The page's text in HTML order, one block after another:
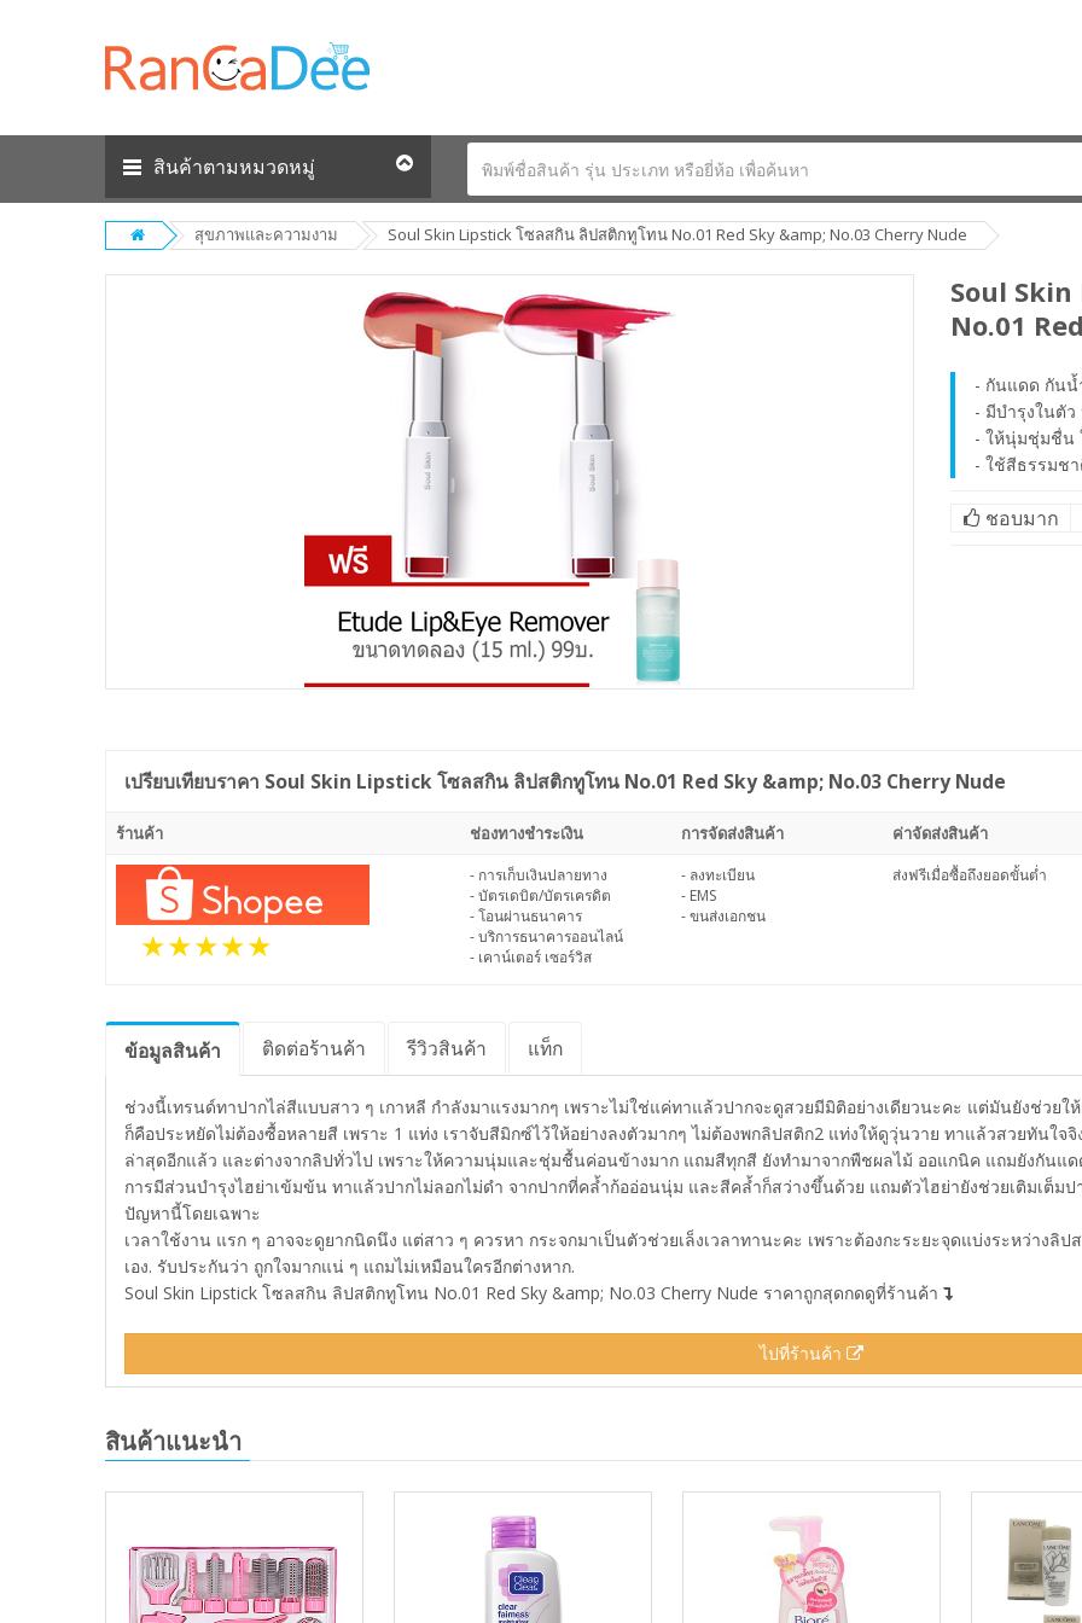
สินค้าตามหมวดหมู่
สุขภาพและความงาม Soul Skin Lipstick โซลสกิน ลิปสติกทูโทน No.01 Red Sky &amp; No.03 Cherry Nude
Soul
No.01
- กันแดด กัน
- มีบำรุงในตั
- ให้นุ่มชุ่มชื่น
- ใช้สีธรรมช
ชอบมาก
เปรียบเทียบราคา Soul Skin Lipstick โซลสกิน ลิปสติกทูโทน No.01 Red Sky &amp; No.03 Cherry Nude
ร้านค้า ช่องทางชำระเงิน การจัดส่งสินค้า ค่าจัดส่งสินค้า
- การเก็บเงินปลายทาง
- บัตรเดบิต/บัตรเครดิต
- โอนผ่านธนาคาร
- บริการธนาคารออนไลน์
- เคาน์เตอร์ เซอร์วิส
- ลงทะเบียน
- EMS
- ขนส่งเอกชน
ส่งฟรีเมื่อซื้อถึงยอดขั้นต่ำ
ข้อมูลสินค้า ติดต่อร้านค้า รีวิวสินค้า แท็ก
ช่วงนี้เทรนด์ทาปากไล่สีแบบสาว ๆ เกาหลี กำลังมาแรงมากๆ เพราะไม่ใช่แค่ทาแล้วปากจะดูสวยมีมิติอย่างเดียวนะคะ แต่มันยังช่วย
ก็คือประหยัดไม่ต้องซื้อหลายสี เพราะ 1 แท่ง เราจับสีมิกซ์ไว้ให้อย่างลงตัวมากๆ ไม่ต้องพกลิปสติก2 แท่งให้ดูวุ่นวาย ทาแล้วสวยทันใ
ล่าสุดอีกแล้ว และต่างจากลิปทั่วไป เพราะให้ความนุ่มและชุ่มชื้นค่อนข้างมาก แถมสีทุกสี ยังทำมาจากพืชผลไม้ ออแกนิค แถมยังกันแ
การมีส่วนบำรุงไฮย่าเข้มข้น ทาแล้วปากไม่ลอกไม่ดำ จากปากที่คล้ำก้ออ่อนนุ่ม และสีคล้ำก็สว่างขึ้นด้วย แถมตัวไฮย่ายังช่วยเติมเต็ม
ปัญหานี้โดยเฉพาะ
เวลาใช้งาน แรก ๆ อาจจะดูยากนิดนึง แต่สาว ๆ ควรหา กระจกมาเป็นตัวช่วยเล็งเวลาทานะคะ เพราะต้องกะระยะจุดแบ่งระหว่างลิ
เอง. รับประกันว่า ถูกใจมากแน่ ๆ แถมไม่เหมือนใครอีกต่างหาก.
Soul Skin Lipstick โซลสกิน ลิปสติกทูโทน No.01 Red Sky &amp; No.03 Cherry Nude ราคาถูกสุดกดดูที่ร้านค้า
ไปที่ร้านค้า
สินค้าแนะนำ